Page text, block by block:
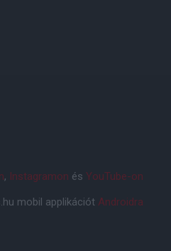
, Instagramon és YouTube-on
mobil applikációt Androidra